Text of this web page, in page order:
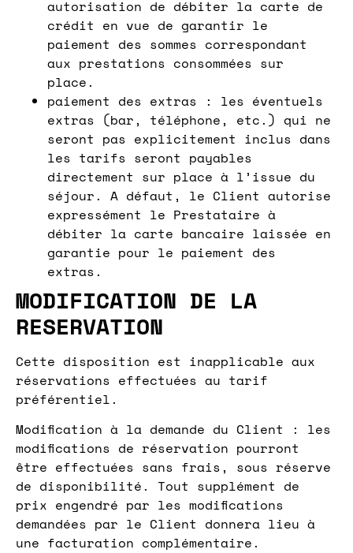
autorisation de débiter la carte de
crédit en vue de garantir le
paiement des sommes correspondant
aux prestations consommées sur
place.
paiement des extras : les éventuels
extras (bar, téléphone, etc.) qui ne
seront pas explicitement inclus dans
les tarifs seront payables
directement sur place à l’issue du
séjour. A défaut, le Client autorise
expressément le Prestataire à
débiter la carte bancaire laissée en
garantie pour le paiement des
extras.
MODIFICATION DE LA
RESERVATION
Cette disposition est inapplicable aux
réservations effectuées au tarif
préférentiel.
Modification à la demande du Client : les
modifications de réservation pourront
être effectuées sans frais, sous réserve
de disponibilité. Tout supplément de
prix engendré par les modifications
demandées par le Client donnera lieu à
une facturation complémentaire.